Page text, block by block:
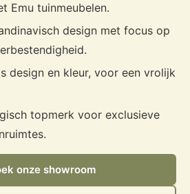
Emu tuinmeubelen.
design met focus op
design en kleur, voor een vrolijk
topmerk voor exclusieve
onze showroom